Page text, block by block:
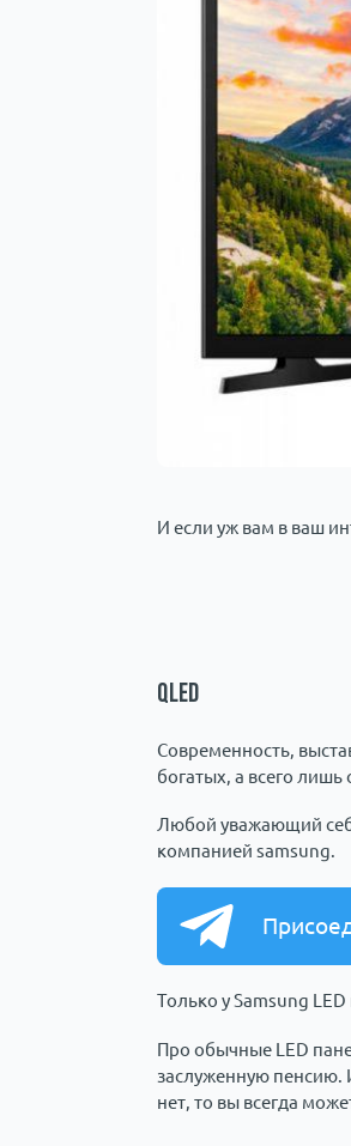
И если уж вам в ваш
QLED
Современность,
богатых, а всего
Любой уважающий
компанией samsung.
Только у Samsung
Про обычные LED
заслуженную пенсию.
нет, то вы всегда